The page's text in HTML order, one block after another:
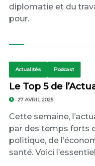
diplomatie et du
pour.
Actualités Podcast
Le Top 5 de
27 AVRIL 2025
Cette semaine,
par des temps forts
politique, de
santé. Voici